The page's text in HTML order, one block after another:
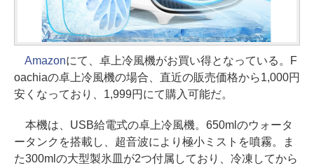
Amazonにて、卓上冷風機がお買い得となっている。F
oachiaの卓上冷風機の場合、直近の販売価格から1,000円
安くなっており、1,999円にて購入可能だ。
本機は、USB給電式の卓上冷風機。650mlのウォータ
ータンクを搭載し、超音波により極小ミストを噴霧。ま
た300mlの大型製氷皿が2つ付属しており、冷凍してから